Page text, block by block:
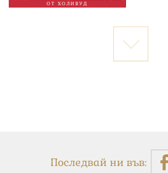
ОТ ХОЛИВУД
Последвай ни във: